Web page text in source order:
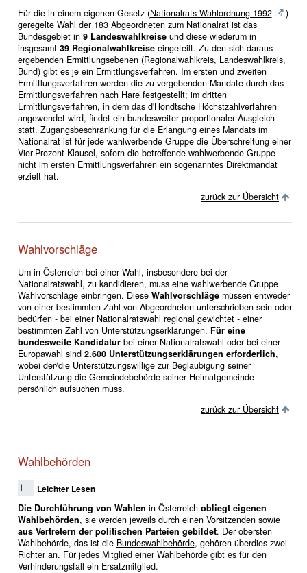
Für die in einem eigenen Gesetz (Nationalrats-Wahlordnung 1992
)
geregelte Wahl der 183 Abgeordneten zum Nationalrat ist das
Bundesgebiet in 9 Landeswahlkreiseund diese wiederum in
insgesamt 39 Regionalwahlkreiseeingeteilt. Zu den sich daraus
ergebenden Ermittlungsebenen (Regionalwahlkreis, Landeswahlkreis,
Bund) gibt es je ein Ermittlungsverfahren. Im ersten und zweiten
Ermittlungsverfahren werden die zu vergebenden Mandate durch das
Ermittlungsverfahren nach Hare festgestellt; im dritten
Ermittlungsverfahren, in dem das d'Hondtsche Höchstzahlverfahren
angewendet wird, findet ein bundesweiter proportionaler Ausgleich
statt. Zugangsbeschränkung für die Erlangung eines Mandats im
Nationalrat ist für jede wahlwerbende Gruppe die Überschreitung einer
Vier-Prozent-Klausel, sofern die betreffende wahlwerbende Gruppe
nicht im ersten Ermittlungsverfahren ein sogenanntes Direktmandat
erzielt hat.
zurück zur Übersicht
Wahlvorschläge
Um in Österreich bei einer Wahl, insbesondere bei der
Nationalratswahl, zu kandidieren, muss eine wahlwerbende Gruppe
Wahlvorschläge einbringen. Diese Wahlvorschlägemüssen entweder
von einer bestimmten Zahl von Abgeordneten unterschrieben sein oder
bedürfen - bei einer Nationalratswahl regional gewichtet - einer
bestimmten Zahl von Unterstützungserklärungen. Für eine
bundesweite Kandidaturbei einer Nationalratswahl oder bei einer
Europawahl sind 2.600 Unterstützungserklärungen erforderlich,
wobei der/die Unterstützungswillige zur Beglaubigung seiner
Unterstützung die Gemeindebehörde seiner Heimatgemeinde
persönlich aufsuchen muss.
zurück zur Übersicht
Wahlbehörden
Leichter Lesen
Die Durchführung von Wahlen in Österreich obliegt eigenen
Wahlbehörden, sie werden jeweils durch einen Vorsitzenden sowie
aus Vertretern der politischen Parteien gebildet. Der obersten
Wahlbehörde, das ist die Bundeswahlbehörde, gehören überdies zwei
Richter an. Für jedes Mitglied einer Wahlbehörde gibt es für den
Verhinderungsfall ein Ersatzmitglied.